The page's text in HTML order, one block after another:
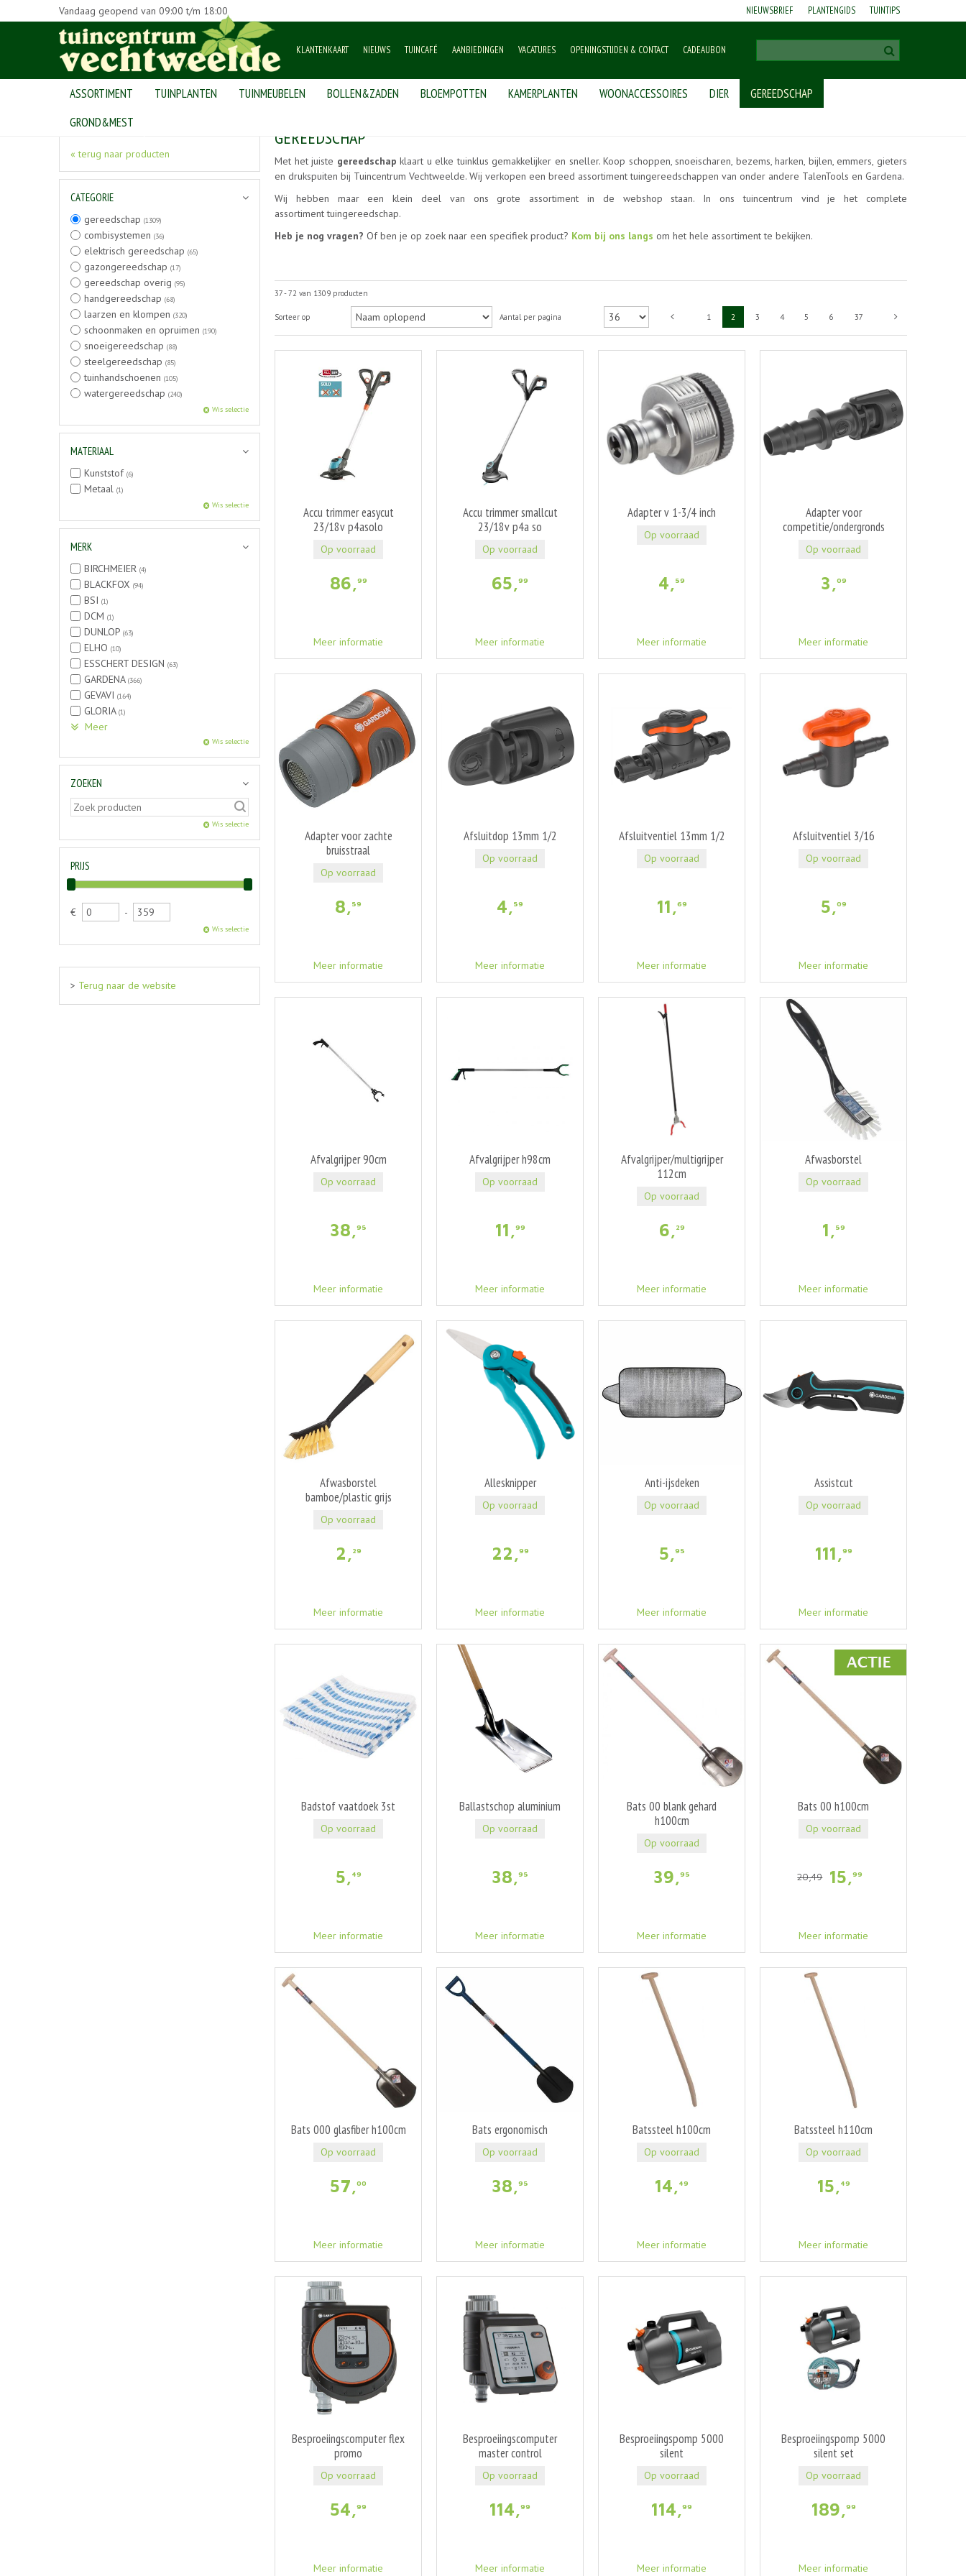
Home > Producten
Vandaag geopend van 09:00 t/m 18:00 NIEUWSBRIEF PLANTENGIDS TUINTIPS
KLANTENKAART NIEUWS TUINCAFÉ AANBIEDINGEN VACATURES OPENINGSTIJDEN & CONTACT CADEAUBON
ASSORTIMENT TUINPLANTEN TUINMEUBELEN BOLLEN&ZADEN BLOEMPOTTEN KAMERPLANTEN WOONACCESSOIRES DIER
GEREEDSCHAP
GROND&MEST
GEREEDSCHAP
Met het juiste gereedschapklaart u elke tuinklus gemakkelijker en sneller. Koop schoppen, snoeischaren, bezems, harken, bijlen, emmers, gieters
en drukspuiten bij Tuincentrum Vechtweelde. Wij verkopen een breed assortiment tuingereedschappen van onder andere TalenTools en Gardena.
Wij hebben maar een klein deel van ons grote assortiment in de webshop staan. In ons tuincentrum vind je het complete
assortiment tuingereedschap.
Heb je nog vragen? Of ben je op zoek naar een specifiek product? Kom bij ons langs om het hele assortiment te bekijken.
37 - 72 van 1309 producten
Aantal per pagina
Sorteer op 1 2 3 4 5 6 37
Accu trimmer easycut
23/18v p4asolo
86,99
Meer informatie
Op voorraad
Accu trimmer smallcut
23/18v p4a so
65,99
Meer informatie
Op voorraad
Adapter v 1-3/4 inch
4,59
Meer informatie
Op voorraad
Adapter voor
competitie/ondergronds
3,09
Meer informatie
Op voorraad
Adapter voor zachte
bruisstraal
8,59
Meer informatie
Op voorraad
Afsluitdop 13mm 1/2
4,59
Meer informatie
Op voorraad
Afsluitventiel 13mm 1/2
11,69
Meer informatie
Op voorraad
Afsluitventiel 3/16
5,09
Meer informatie
Op voorraad
Afvalgrijper 90cm
38,95
Meer informatie
Op voorraad
Afvalgrijper h98cm
11,99
Meer informatie
Op voorraad
Afvalgrijper/multigrijper
112cm
6,29
Meer informatie
Op voorraad
Afwasborstel
1,59
Meer informatie
Op voorraad
Afwasborstel
bamboe/plastic grijs
2,29
Meer informatie
Op voorraad
Allesknipper
22,99
Meer informatie
Op voorraad
Anti-ijsdeken
5,95
Meer informatie
Op voorraad
Assistcut
111,99
Meer informatie
Op voorraad
Badstof vaatdoek 3st
5,49
Meer informatie
Op voorraad
Ballastschop aluminium
38,95
Meer informatie
Op voorraad
Bats 00 blank gehard
h100cm
39,95
Meer informatie
Op voorraad
Bats 00 h100cm
20,49 15,99
Meer informatie
Op voorraad
Bats 000 glasfiber h100cm
57,00
Meer informatie
Op voorraad
Bats ergonomisch
38,95
Meer informatie
Op voorraad
Batssteel h100cm
14,49
Meer informatie
Op voorraad
Batssteel h110cm
15,49
Meer informatie
Op voorraad
Besproeiingscomputer flex
promo
54,99
Meer informatie
Op voorraad
Besproeiingscomputer
master control
114,99
Meer informatie
Op voorraad
Besproeiingspomp 5000
silent
114,99
Meer informatie
Op voorraad
Besproeiingspomp 5000
silent set
189,99
Meer informatie
Op voorraad
« terug naar producten
CATEGORIE
gereedschap (1309)
combisystemen (36)
elektrisch gereedschap (65)
gazongereedschap (17)
gereedschap overig (95)
handgereedschap (68)
laarzen en klompen (320)
schoonmaken en opruimen (190)
snoeigereedschap (88)
steelgereedschap (85)
tuinhandschoenen (105)
watergereedschap (240)
Wis selectie
MATERIAAL
Kunststof (6)
Metaal (1)
Wis selectie
MERK
BIRCHMEIER (4)
BLACKFOX (94)
BSI (1)
DCM (1)
DUNLOP (63)
ELHO (10)
ESSCHERT DESIGN (63)
GARDENA (366)
GEVAVI (164)
GLORIA (1)
Meer
Wis selectie
ZOEKEN
Wis selectie
PRIJS
€ -
Wis selectie
> Terug naar de website